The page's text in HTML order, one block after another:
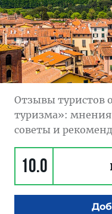
Отзывы туристов
туризма»: мнения,
советы и
10.0